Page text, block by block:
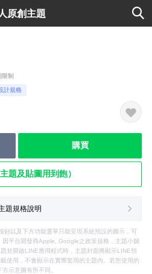
原創主題
制
計規格
購買
題及貼圖用到飽）
題規格說明
以及下方功能選單只能呈現系統預設的圖示，可
平台開發商Apple, Google之政策規格，主題小舖
並開啟LINE應用程式時，主題封面將顯示LINE預
使用，不會顯示在實際套用的主題內。若您使用的
示意圖有所不同。